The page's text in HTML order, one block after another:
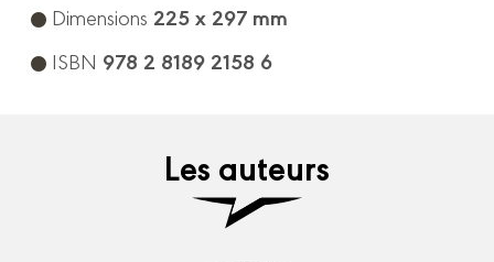
Dimensions 225 x 297 mm
ISBN 978 2 8189 2158 6
Les auteurs